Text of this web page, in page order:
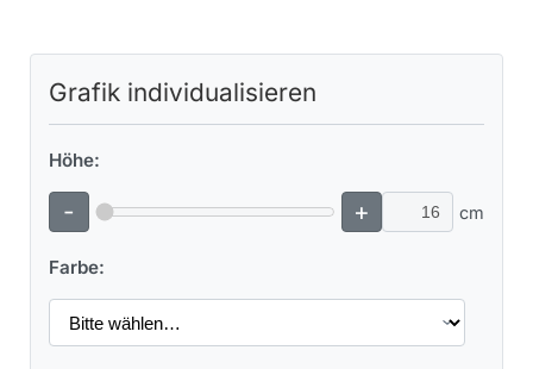
Grafik individualisieren
Höhe:
- + cm
Farbe: